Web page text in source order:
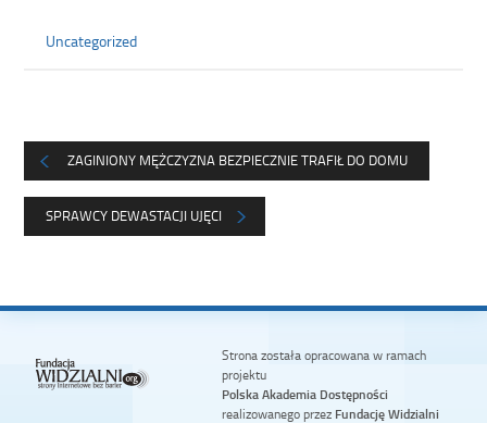
Uncategorized
ZAGINIONY MĘŻCZYZNA BEZPIECZNIE TRAFIŁ DO DOMU
SPRAWCY DEWASTACJI UJĘCI
Strona została opracowana w ramach
projektu
Polska Akademia Dostępności
realizowanego przez Fundację Widzialni